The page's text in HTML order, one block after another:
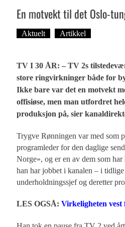
En motvekt til det Oslo-
Aktuelt Artikkel
TV I 30 ÅR: – TV 2s
store ringvirkninger både for
Ikke bare var det en motvekt
offisiøse, men man utfordret
produksjon på, sier
Trygve Rønningen var med som
programleder for den daglige
Norge», og er en av dem som
han har jobbet i kanalen – i
underholdningssjef og deretter
LES OGSÅ:Virkeligheten vest